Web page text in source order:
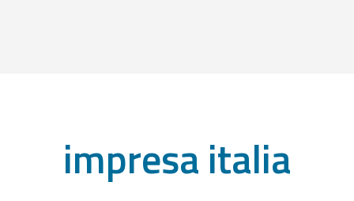
impresa italia